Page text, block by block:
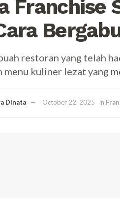
Franchise
restoran yang telah
menu kuliner lezat yang
Dinata October 22, 2025 in